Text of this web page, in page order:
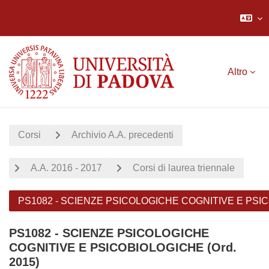
Altro
Corsi Archivio A.A. precedenti
A.A. 2016 - 2017 Corsi di laurea triennale
PS1082 - SCIENZE PSICOLOGICHE COGNITIVE E
PS1082 - SCIENZE PSICOLOGICHE
COGNITIVE E PSICOBIOLOGICHE (Ord.
2015)